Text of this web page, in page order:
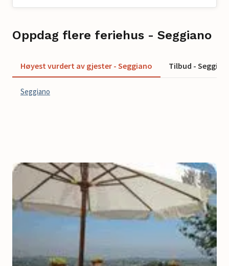
Oppdag flere feriehus - Seggiano
Høyest vurdert av gjester - Seggiano Tilbud -
Seggiano